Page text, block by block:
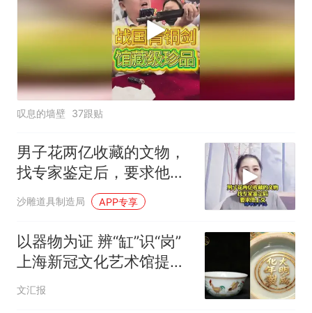
叹息的墙壁 37跟贴
男子花两亿收藏的文物，
找专家鉴定后，要求他上
交
沙雕道具制造局 APP专享
以器物为证 辨“缸”识“岗”
上海新冠文化艺术馆提出
成化鸡纹杯定名新考
文汇报